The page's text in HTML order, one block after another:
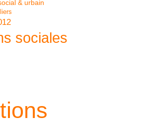
& urbain
sociales